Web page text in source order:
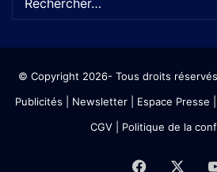
© Copyright 2026- Tous droits
Publicités
Newsletter| Espace Presse
CGV| Politique de la